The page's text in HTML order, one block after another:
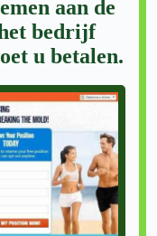
aan de
bedrijf
u betalen.